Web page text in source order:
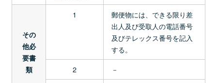
その
他必
要書
類
1
郵便物には、できる限り差
出人及び受取人の電話番号
及びテレックス番号を記入
する。
2
－